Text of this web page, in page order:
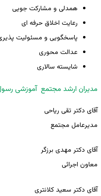
همدلی و مشارکت جویی
رعایت اخلاق حرفه ای
پاسخگویی و مسئولیت
عدالت محوری
شایسته سالاری
مدیران ارشد مجتمع آموزشی
آقای دکتر تقی ریاحی
مدیرعامل مجتمع
آقای دکتر مهدی برزگر
معاون اجرائی
آقای دکتر سعید کلانتری